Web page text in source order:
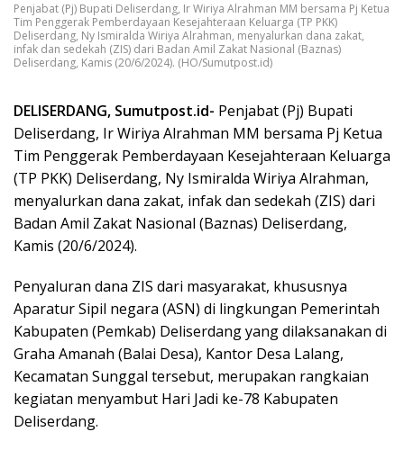
Penjabat (Pj) Bupati Deliserdang, Ir Wiriya Alrahman MM bersama Pj Ketua
Tim Penggerak Pemberdayaan Kesejahteraan Keluarga (TP PKK)
Deliserdang, Ny Ismiralda Wiriya Alrahman, menyalurkan dana zakat,
infak dan sedekah (ZIS) dari Badan Amil Zakat Nasional (Baznas)
Deliserdang, Kamis (20/6/2024). (HO/Sumutpost.id)
DELISERDANG, Sumutpost.id- Penjabat (Pj) Bupati
Deliserdang, Ir Wiriya Alrahman MM bersama Pj Ketua
Tim Penggerak Pemberdayaan Kesejahteraan Keluarga
(TP PKK) Deliserdang, Ny Ismiralda Wiriya Alrahman,
menyalurkan dana zakat, infak dan sedekah (ZIS) dari
Badan Amil Zakat Nasional (Baznas) Deliserdang,
Kamis (20/6/2024).
Penyaluran dana ZIS dari masyarakat, khususnya
Aparatur Sipil negara (ASN) di lingkungan Pemerintah
Kabupaten (Pemkab) Deliserdang yang dilaksanakan di
Graha Amanah (Balai Desa), Kantor Desa Lalang,
Kecamatan Sunggal tersebut, merupakan rangkaian
kegiatan menyambut Hari Jadi ke-78 Kabupaten
Deliserdang.